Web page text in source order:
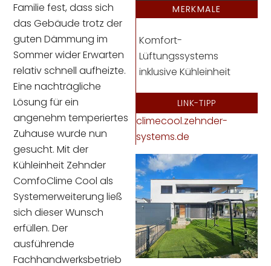
MERKMALE
Komfort-
Lüftungssystems
inklusive Kühleinheit
LINK-TIPP
climecool.zehnder-
systems.de
Familie fest, dass sich
das Gebäude trotz der
guten Dämmung im
Sommer wider Erwarten
relativ schnell aufheizte.
Eine nachträgliche
Lösung für ein
angenehm temperiertes
Zuhause wurde nun
gesucht. Mit der
Kühleinheit Zehnder
ComfoClime Cool als
Systemerweiterung ließ
sich dieser Wunsch
erfüllen. Der
ausführende
Fachhandwerksbetrieb